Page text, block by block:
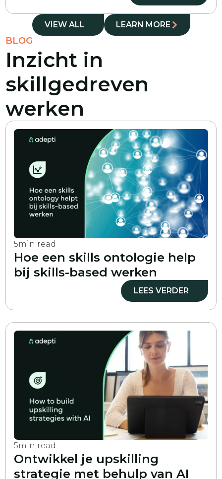
VIEW ALL LEARN MORE
BLOG
Inzicht in
skillgedreven
werken
5min read
Hoe een skills ontologie help
bij skills-based werken
LEES VERDER
5min read
Ontwikkel je upskilling
strategie met behulp van AI